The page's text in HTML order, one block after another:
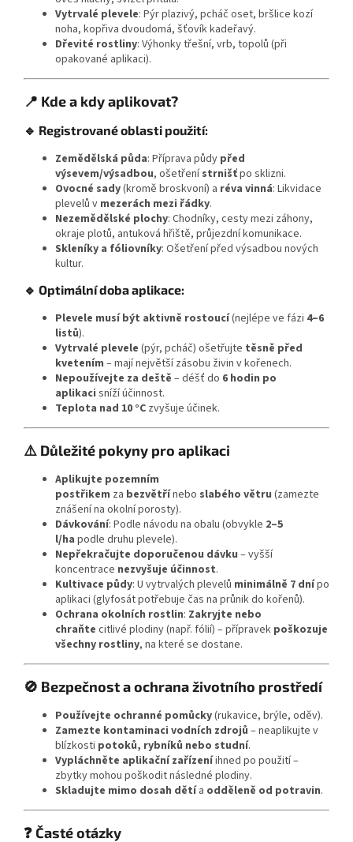
Vytrvalé plevele: Pýr plazivý, pcháč oset, bršlice kozí
noha, kopřiva dvoudomá, šťovík kadeřavý.
Dřevité rostliny: Výhonky třešní, vrb, topolů (při
opakované aplikaci).
📍 Kde a kdy aplikovat?
🔹 Registrované oblasti použití:
Zemědělská půda: Příprava půdy před
výsevem/výsadbou, ošetření strnišťpo sklizni.
Ovocné sady(kromě broskvoní) a réva vinná: Likvidace
plevelů v mezerách mezi řádky.
Nezemědělské plochy: Chodníky, cesty mezi záhony,
okraje plotů, antuková hřiště, průjezdní komunikace.
Skleníky a fóliovníky: Ošetření před výsadbou nových
kultur.
🔹 Optimální doba aplikace:
Plevele musí být aktivně rostoucí(nejlépe ve fázi 4–6
listů).
Vytrvalé plevele (pýr, pcháč) ošetřujte těsně před
kvetením – mají největší zásobu živin v kořenech.
Nepoužívejte za deště – déšť do 6 hodin po
aplikaci sníží účinnost.
Teplota nad 10 °C zvyšuje účinek.
⚠️ Důležité pokyny pro aplikaci
Aplikujte pozemním
postřikem za bezvětřínebo slabého větru (zamezte
znášení na okolní porosty).
Dávkování: Podle návodu na obalu (obvykle 2–5
l/ha podle druhu plevele).
Nepřekračujte doporučenou dávku – vyšší
koncentrace nezvyšuje účinnost.
Kultivace půdy: U vytrvalých plevelů minimálně 7 dnípo
aplikaci (glyfosát potřebuje čas na průnik do kořenů).
Ochrana okolních rostlin: Zakryjte nebo
chraňte citlivé plodiny (např. fólií) – přípravek poškozuje
všechny rostliny, na které se dostane.
🚫 Bezpečnost a ochrana životního prostředí
Používejte ochranné pomůcky(rukavice, brýle, oděv).
Zamezte kontaminaci vodních zdrojů – neaplikujte v
blízkosti potoků, rybníků nebo studní.
Vypláchněte aplikační zařízeníihned po použití –
zbytky mohou poškodit následné plodiny.
Skladujte mimo dosah dětí a odděleně od potravin.
❓ Časté otázky